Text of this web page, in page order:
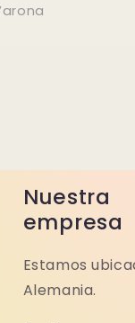
Nuestra
empresa
Estamos
Alemania.